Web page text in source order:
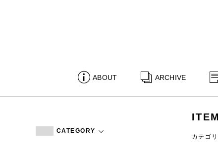
ABOUT ARCHIVE
CATEGORY
ITEM
カテゴ